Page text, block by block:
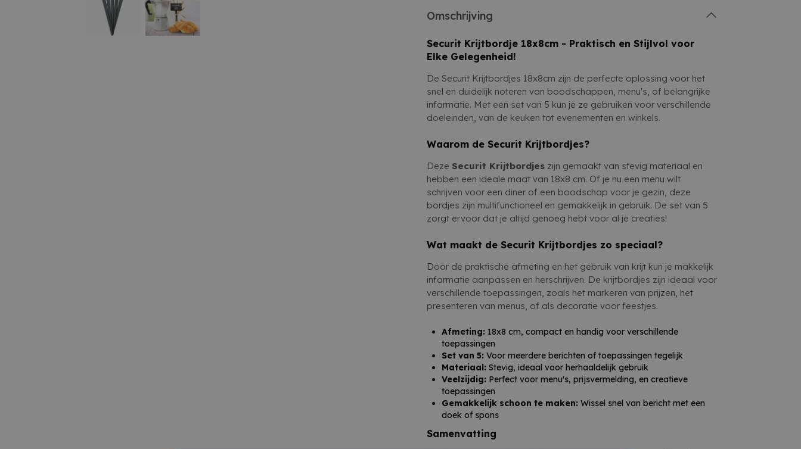
Gemakkelijk schoon te maken:
een doek of spons
ruimte waar je vaak informatie moet schrijven of aanpassen. Of
je nu een restaurant hebt, een evenement organiseert, of
schrijven, deze krijtbordjes zijn veelzijdig, praktisch en stijlvol. De
set van 5 zorgt ervoor dat je altijd een bordje bij de hand hebt!
Omschrijving
Securit Krijtbordje 18x8cm - Praktisch en Stijlvol voor
Elke Gelegenheid!
De Securit Krijtbordjes 18x8cm zijn de perfecte oplossing voor het
snel en duidelijk noteren van boodschappen, menu's, of belangrijke
informatie. Met een set van 5 kun je ze gebruiken voor verschillende
doeleinden, van de keuken tot evenementen en winkels.
Waarom de Securit Krijtbordjes?
Deze Securit Krijtbordjes zijn gemaakt van stevig materiaal en
hebben een ideale maat van 18x8 cm. Of je nu een menu wilt
schrijven voor een diner of een boodschap voor je gezin, deze
bordjes zijn multifunctioneel en gemakkelijk in gebruik. De set van 5
zorgt ervoor dat je altijd genoeg hebt voor al je creaties!
Wat maakt de Securit Krijtbordjes zo speciaal?
Door de praktische afmeting en het gebruik van krijt kun je makkelijk
informatie aanpassen en herschrijven. De krijtbordjes zijn ideaal voor
verschillende toepassingen, zoals het markeren van prijzen, het
presenteren van menus, of als decoratie voor feestjes.
Afmeting: 18x8 cm, compact en handig voor verschillende
toepassingen
Set van 5: Voor meerdere berichten of toepassingen tegelijk
Materiaal: Stevig, ideaal voor herhaaldelijk gebruik
Veelzijdig: Perfect voor menu's, prijsvermelding, en creatieve
toepassingen
Gemakkelijk schoon te maken: Wissel snel van bericht met een
doek of spons
Samenvatting